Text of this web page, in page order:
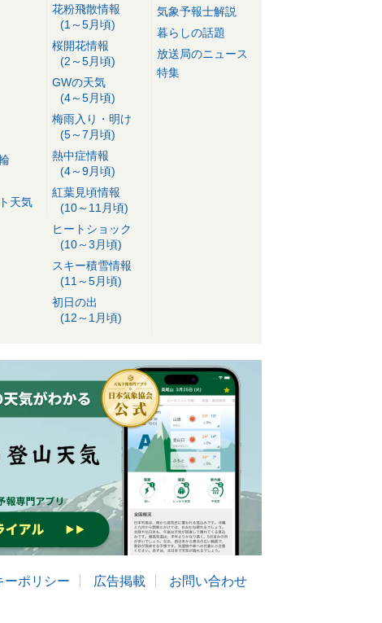
天気
花粉飛散情報
(1～5月頃)
桜開花情報
(2～5月頃)
GWの天気
(4～5月頃)
梅雨入り・明け
(5～7月頃)
熱中症情報
(4～9月頃)
紅葉見頃情報
(10～11月頃)
ヒートショック
(10～3月頃)
スキー積雪情報
(11～5月頃)
初日の出
(12～1月頃)
気象予報士解説
暮らしの話題
放送局のニュース
特集
ーポリシー 広告掲載 お問い合わせ